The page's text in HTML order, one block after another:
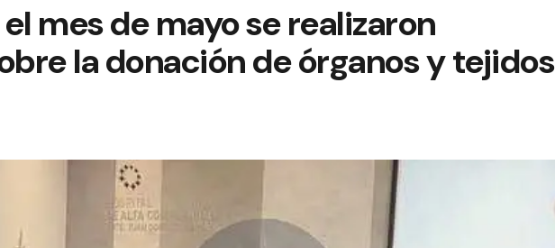
mes de mayo se realizaron
la donación de órganos y tejidos